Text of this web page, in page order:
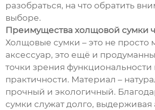
разобраться, на что обратить
выборе.
Преимущества холщовой сумки
Холщовые сумки – это не просто
аксессуар, это ещё и
точки зрения функциональности
практичности. Материал –
прочный и экологичный.
сумки служат долго, выдерживая